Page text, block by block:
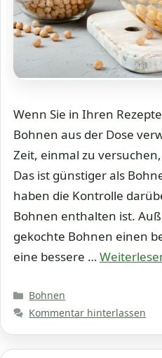
Wenn Sie in Ihren
Bohnen aus der Dose
Zeit, einmal zu
Das ist günstiger als
haben die Kontrolle
Bohnen enthalten ist.
gekochte Bohnen einen
eine bessere …
Kategorien
Bohnen
Kommentar hinterlassen